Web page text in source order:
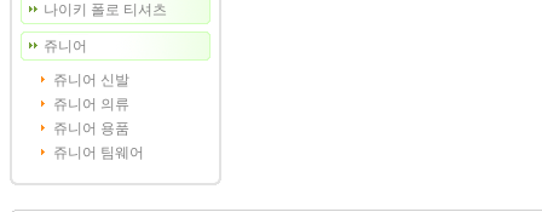
나이키 폴로 티셔츠
쥬니어
쥬니어 신발
쥬니어 의류
쥬니어 용품
쥬니어 팀웨어